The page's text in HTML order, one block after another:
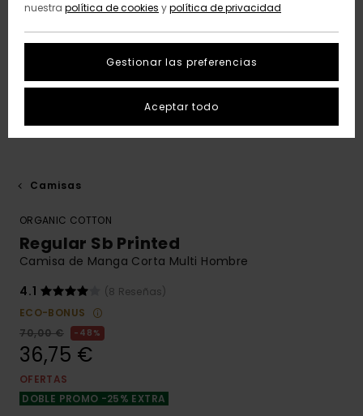
Camisas
ORGANIC COTTON
Regular Sb Printed
Camisa de Manga Corta Multi Hombre
4.1
(8 Reseñas)
ECO-BONUS
70,00 €
48%
36,75 €
OFERTAS
DOBLE PROMO -25% EXTRA
nuestra política de cookies ypolítica de privacidad
Gestionar las preferencias
Aceptar todo